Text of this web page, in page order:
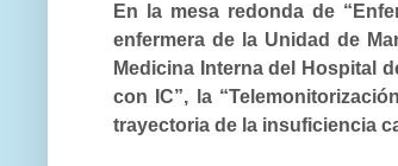
En la mesa redondade
enfermera de la Unidad de
Medicina Interna del Hospital
con IC”, la
trayectoria de la insuficiencia